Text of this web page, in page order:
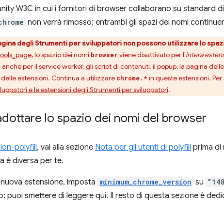
W3C in cui i fornitori di browser collaborano su standard
non verrà rimosso; entrambi gli spazi dei nomi
degli Strumenti per sviluppatori non possono utilizzare lo
, lo spazio dei nomi browser viene disattivato per l'intera
per il service worker, gli script di contenuti, il popup, la pagina
estensioni. Continua a utilizzare chrome.* in queste estensioni.
e le estensioni degli Strumenti per sviluppatori.
lo spazio dei nomi del browser
polyfill, vai alla sezione Nota per gli utenti di polyfill prima di
è diversa per te.
estensione, imposta minimum_chrome_version su
puoi smettere di leggere qui. Il resto di questa sezione è